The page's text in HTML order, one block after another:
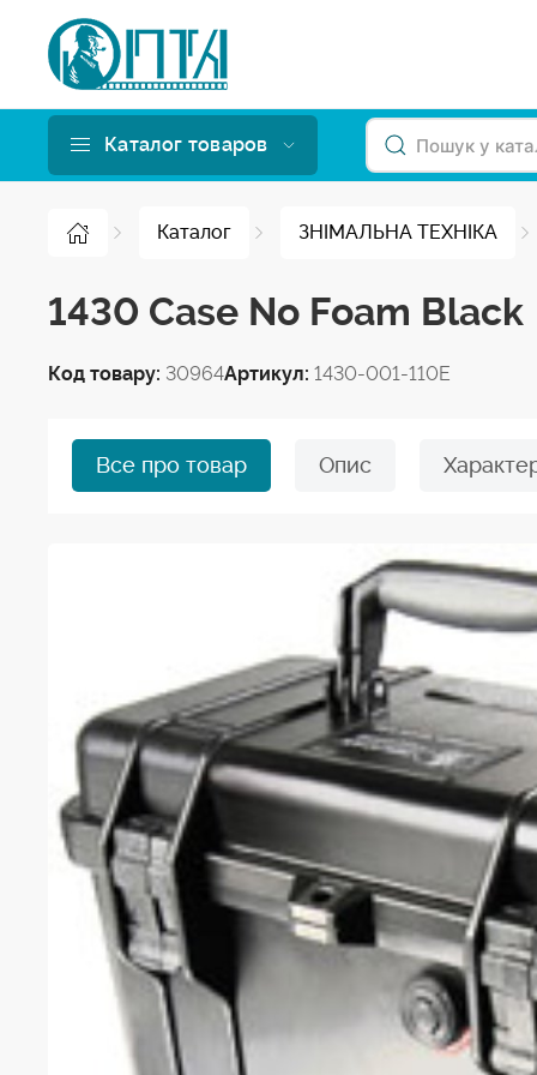
Каталог товаров
Каталог ЗНІМАЛЬНА ТЕХНІКА
1430 Case No Foam Black
Код товару: 30964Артикул: 1430-001-110E
Все про товар Опис